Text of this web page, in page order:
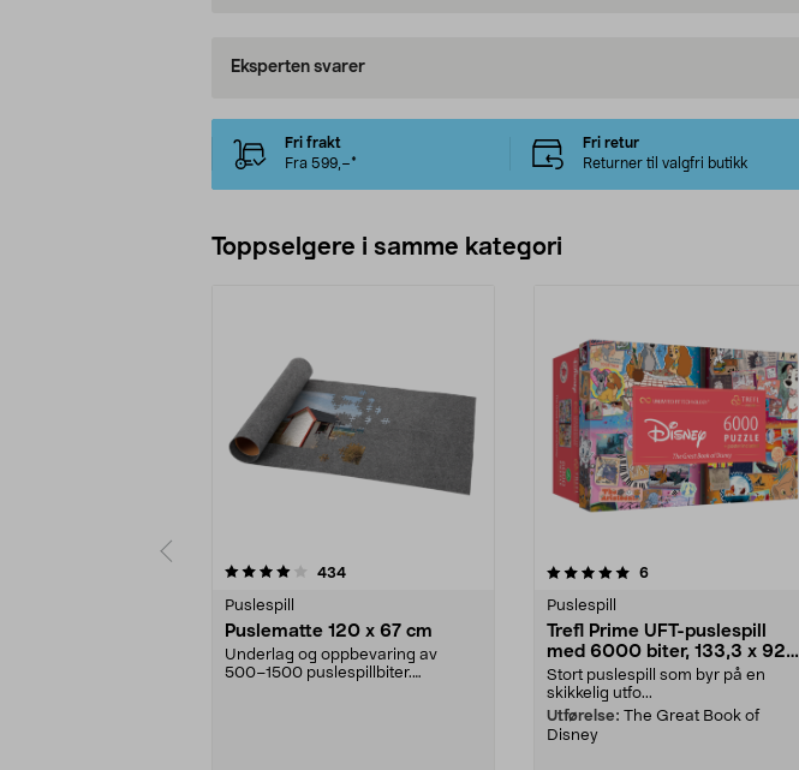
Eksperten svarer
Fri frakt
Fra 599,–*
Fri retur
Returner til valgfri butikk
Toppselgere i samme kategori
434anmeldelser
Puslespill
Puslematte 120 x 67 cm
Underlag og oppbevaring av
500–1500 puslespillbiter.
5.0 av 5 stjerner 6anmeldelser
Puslespill
Trefl Prime UFT-puslespill
med 6000 biter, 133,3 x 92,8
cm
Stort puslespill som byr på en
skikkelig utfo...
Utførelse: The Great Book of
Disney
4.5 av 5 stjerner